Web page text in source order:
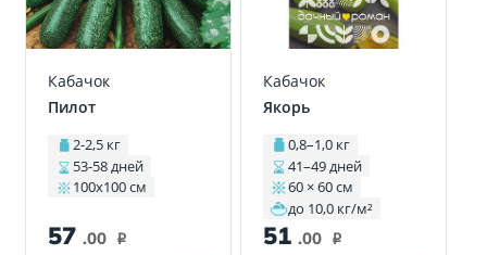
Кабачок
Пилот
2-2,5 кг
53-58 дней
100х100 см
57 .00 i
Кабачок
Якорь
0,8–1,0 кг
41–49 дней
60 × 60 см
до 10,0 кг/м²
51 .00 i